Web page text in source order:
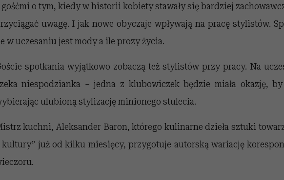
gośćmi o tym, kiedy w historii kobiety stawały się bardziej
uwagę. I jak nowe obyczaje wpływają na pracę stylistów.
w uczesaniu jest mody a ile prozy życia.
spotkania wyjątkowo zobaczą też stylistów przy pracy. Na
niespodzianka – jedna z klubowiczek będzie miała okazję,
ulubioną stylizację minionego stulecia.
kuchni, Aleksander Baron, którego kulinarne dzieła sztuki
kultury” już od kilku miesięcy, przygotuje autorską wariację